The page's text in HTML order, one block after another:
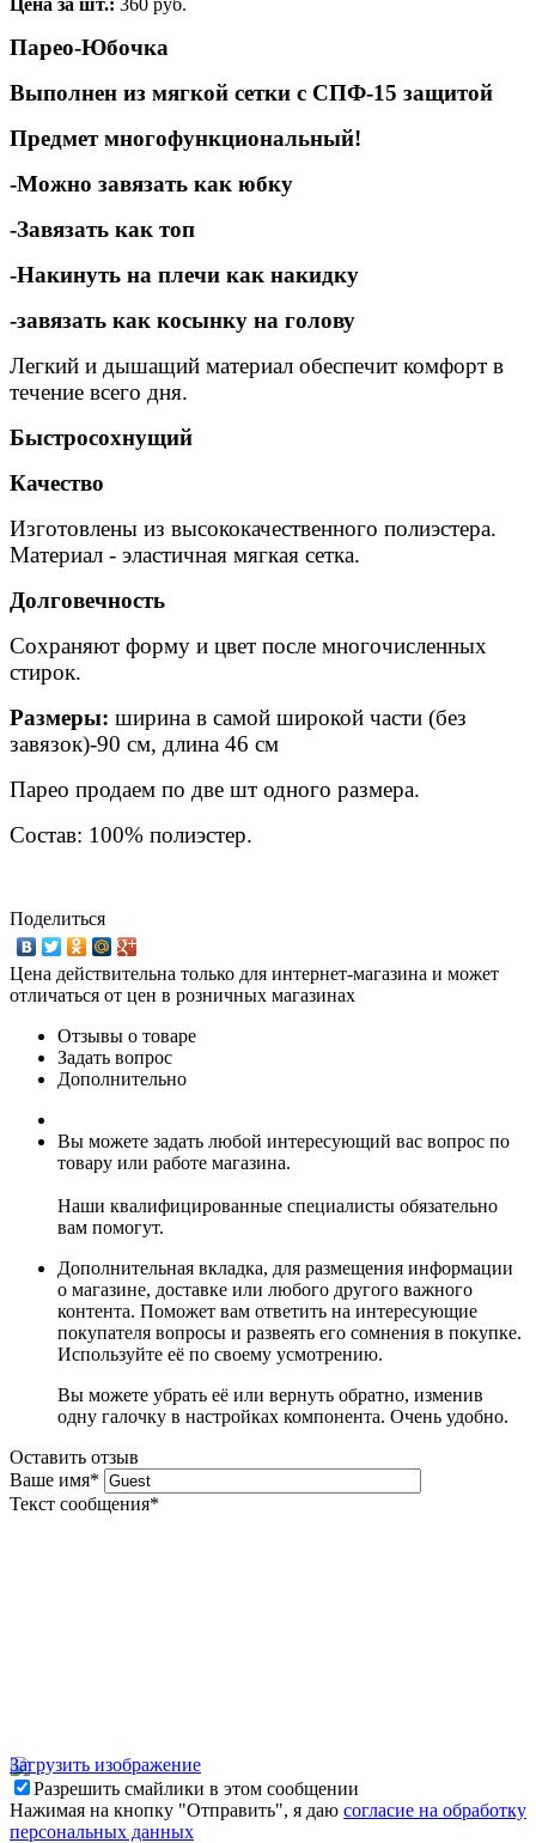
Парео-Юбочка
Выполнен из мягкой сетки с СПФ-15 защитой
Предмет многофункциональный!
-Можно завязать как юбку
-Завязать как топ
-Накинуть на плечи как накидку
-завязать как косынку на голову
Легкий и дышащий материал обеспечит комфорт в
течение всего дня.
Быстросохнущий
Качество
Изготовлены из высококачественного полиэстера.
Материал - эластичная мягкая сетка.
Долговечность
Сохраняют форму и цвет после многочисленных
стирок.
Размеры: ширина в самой широкой части (без
завязок)-90 см, длина 46 см
Парео продаем по две шт одного размера.
Состав: 100% полиэстер.
Поделиться
Цена действительна только для интернет-магазина и может
отличаться от цен в розничных магазинах
Отзывы о товаре
Задать вопрос
Дополнительно
Вы можете задать любой интересующий вас вопрос по
товару или работе магазина.
Наши квалифицированные специалисты обязательно
вам помогут.
Дополнительная вкладка, для размещения информации
о магазине, доставке или любого другого важного
контента. Поможет вам ответить на интересующие
покупателя вопросы и развеять его сомнения в покупке.
Используйте её по своему усмотрению.
Вы можете убрать её или вернуть обратно, изменив
одну галочку в настройках компонента. Очень удобно.
Оставить отзыв
Ваше имя*
Текст сообщения*
Загрузить изображение
Разрешить смайлики в этом сообщении
Нажимая на кнопку "Отправить", я даю согласие на обработку
персональных данных